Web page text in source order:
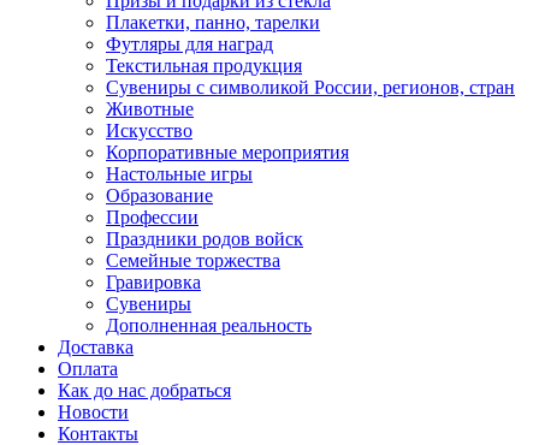
Плакетки, панно, тарелки
Футляры для наград
Текстильная продукция
Сувениры с символикой России, регионов, стран
Животные
Искусство
Корпоративные мероприятия
Настольные игры
Образование
Профессии
Праздники родов войск
Семейные торжества
Гравировка
Сувениры
Дополненная реальность
Доставка
Оплата
Как до нас добраться
Новости
Контакты